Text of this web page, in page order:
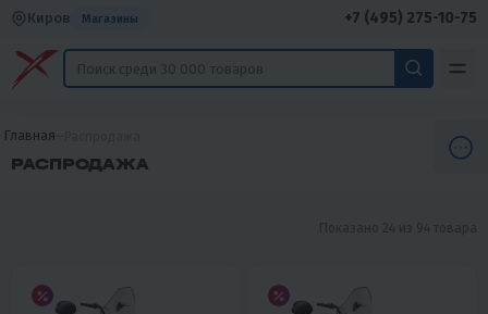
Киров Магазины +7 (495) 275-10-75
Главная
РАСПРОДАЖА